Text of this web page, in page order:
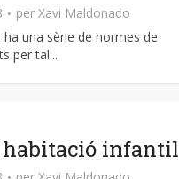
per Xavi Maldonado
ha una sèrie de normes de
per tal...
habitació infantil